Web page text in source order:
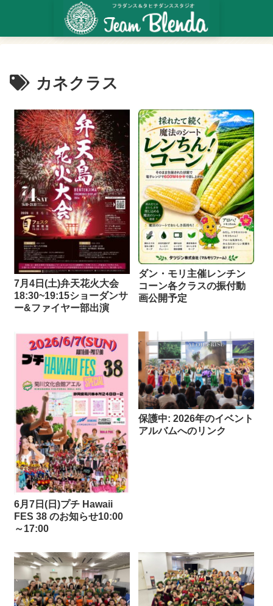
カネクラス
7月4日(土)弁天花火大会
18:30~19:15ショーダンサ
ー&ファイヤー部出演
ダン・モリ主催レンチン
コーン各クラスの振付動
画公開予定
6月7日(日)プチ Hawaii
FES 38 のお知らせ10:00
～17:00
保護中: 2026年のイベント
アルバムへのリンク